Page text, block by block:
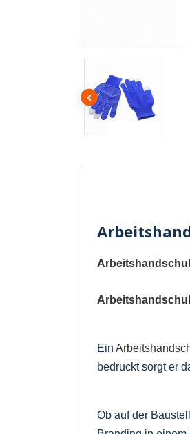
Ein
bedruckt sorgt er
Ob auf der